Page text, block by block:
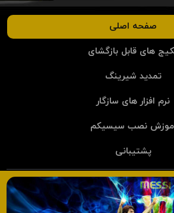
صفحه اصلی
های قابل بازگشای
تمدید شیرینگ
نرم افزار های سازگار
نصب سیسیکم
پشتیبانی